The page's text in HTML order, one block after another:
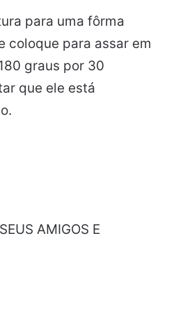
para uma fôrma
coloque para assar em
graus por 30
que ele está
AMIGOS E